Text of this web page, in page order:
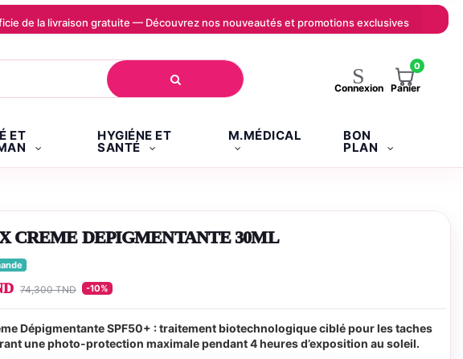
de la livraison gratuite — Découvrez nos nouveautés et promotions exclusives
Connexion
0
Panier
ET HYGIÉNE ET
SANTÉ
M.MÉDICAL BON
PLAN
CREME DEPIGMENTANTE 30ML
74,300 TND -10%
Dépigmentante SPF50+ : traitement biotechnologique ciblé pour les taches
une photo-protection maximale pendant 4 heures d’exposition au soleil.